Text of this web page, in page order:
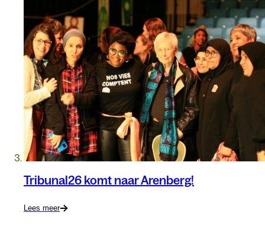
Tribunal26 komt naar Arenberg!
Lees meer